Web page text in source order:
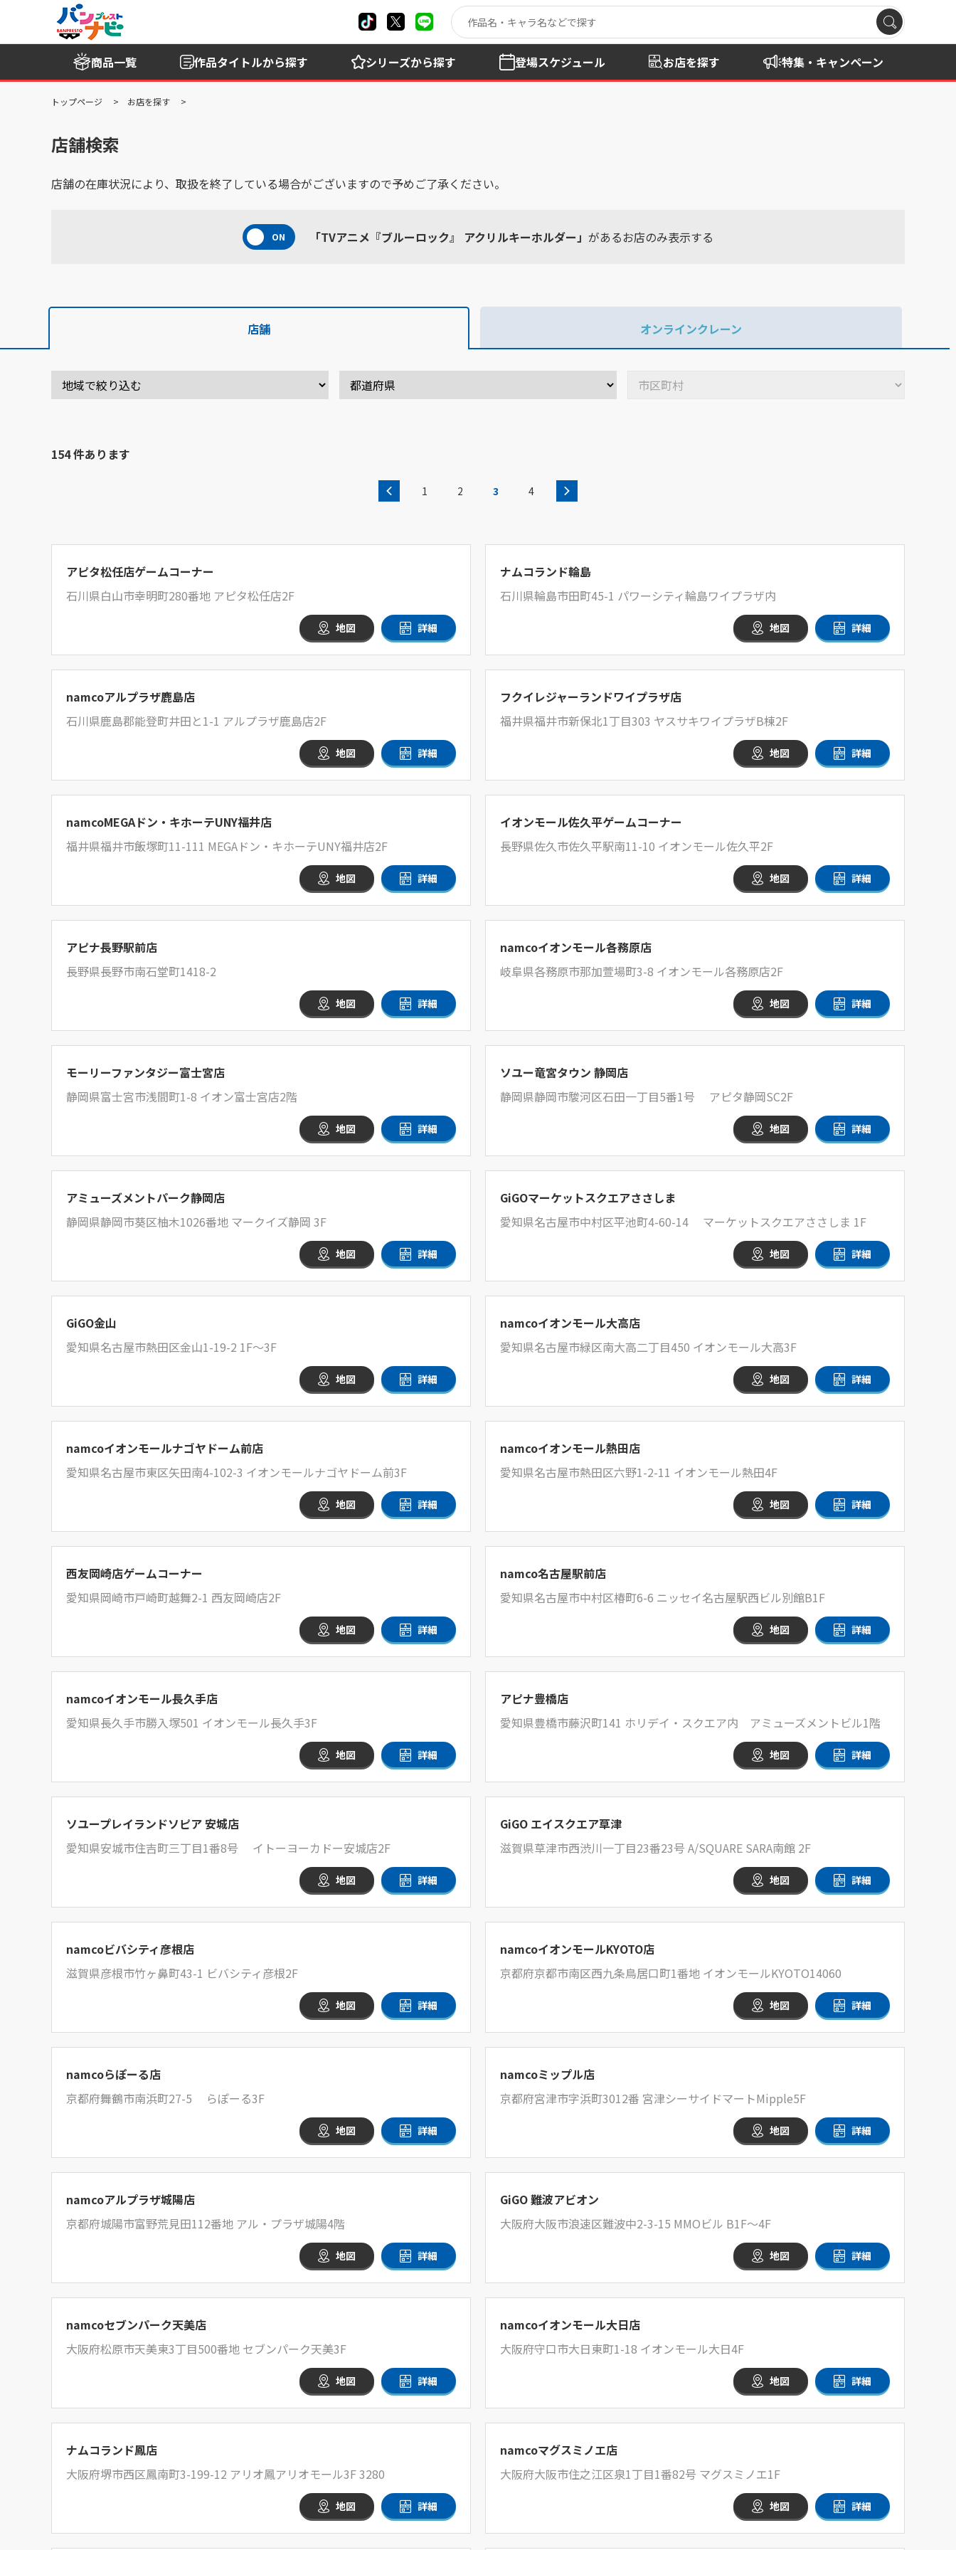
商品一覧 作品タイトルから探す シリーズから探す 登場スケジュール お店を探す 特集・キャンペーン
トップページ お店を探す
店舗検索
店舗の在庫状況により、取扱を終了している場合がございますので予めご了承ください。
「TVアニメ『ブルーロック』 アクリルキーホルダー」 があるお店のみ表示する
店舗 オンラインクレーン
154 件あります
1 2 3 4
アピタ松任店ゲームコーナー
石川県白山市幸明町280番地 アピタ松任店2F
地図 詳細
ナムコランド輪島
石川県輪島市田町45-1 パワーシティ輪島ワイプラザ内
地図 詳細
namcoアルプラザ鹿島店
石川県鹿島郡能登町井田と1-1 アルプラザ鹿島店2F
地図 詳細
フクイレジャーランドワイプラザ店
福井県福井市新保北1丁目303 ヤスサキワイプラザB棟2F
地図 詳細
namcoMEGAドン・キホーテUNY福井店
福井県福井市飯塚町11-111 MEGAドン・キホーテUNY福井店2F
地図 詳細
イオンモール佐久平ゲームコーナー
長野県佐久市佐久平駅南11-10 イオンモール佐久平2F
地図 詳細
アピナ長野駅前店
長野県長野市南石堂町1418-2
地図 詳細
namcoイオンモール各務原店
岐阜県各務原市那加萱場町3-8 イオンモール各務原店2F
地図 詳細
モーリーファンタジー富士宮店
静岡県富士宮市浅間町1-8 イオン富士宮店2階
地図 詳細
ソユー竜宮タウン 静岡店
静岡県静岡市駿河区石田一丁目5番1号 アピタ静岡SC2F
地図 詳細
アミューズメントパーク静岡店
静岡県静岡市葵区柚木1026番地 マークイズ静岡 3F
地図 詳細
GiGOマーケットスクエアささしま
愛知県名古屋市中村区平池町4-60-14 マーケットスクエアささしま 1F
地図 詳細
GiGO金山
愛知県名古屋市熱田区金山1-19-2 1F～3F
地図 詳細
namcoイオンモール大高店
愛知県名古屋市緑区南大高二丁目450 イオンモール大高3F
地図 詳細
namcoイオンモールナゴヤドーム前店
愛知県名古屋市東区矢田南4-102-3 イオンモールナゴヤドーム前3F
地図 詳細
namcoイオンモール熱田店
愛知県名古屋市熱田区六野1-2-11 イオンモール熱田4F
地図 詳細
西友岡崎店ゲームコーナー
愛知県岡崎市戸崎町越舞2-1 西友岡崎店2F
地図 詳細
namco名古屋駅前店
愛知県名古屋市中村区椿町6-6 ニッセイ名古屋駅西ビル別館B1F
地図 詳細
namcoイオンモール長久手店
愛知県長久手市勝入塚501 イオンモール長久手3F
地図 詳細
アピナ豊橋店
愛知県豊橋市藤沢町141 ホリデイ・スクエア内 アミューズメントビル1階
地図 詳細
ソユープレイランドソピア 安城店
愛知県安城市住吉町三丁目1番8号 イトーヨーカドー安城店2F
地図 詳細
GiGO エイスクエア草津
滋賀県草津市西渋川一丁目23番23号 A/SQUARE SARA南館 2F
地図 詳細
namcoビバシティ彦根店
滋賀県彦根市竹ヶ鼻町43-1 ビバシティ彦根2F
地図 詳細
namcoイオンモールKYOTO店
京都府京都市南区西九条鳥居口町1番地 イオンモールKYOTO14060
地図 詳細
namcoらぽーる店
京都府舞鶴市南浜町27-5 らぽーる3F
地図 詳細
namcoミップル店
京都府宮津市字浜町3012番 宮津シーサイドマートMipple5F
地図 詳細
namcoアルプラザ城陽店
京都府城陽市富野荒見田112番地 アル・プラザ城陽4階
地図 詳細
GiGO 難波アビオン
大阪府大阪市浪速区難波中2-3-15 MMOビル B1F～4F
地図 詳細
namcoセブンパーク天美店
大阪府松原市天美東3丁目500番地 セブンパーク天美3F
地図 詳細
namcoイオンモール大日店
大阪府守口市大日東町1-18 イオンモール大日4F
地図 詳細
ナムコランド鳳店
大阪府堺市西区鳳南町3-199-12 アリオ鳳アリオモール3F 3280
地図 詳細
namcoマグスミノエ店
大阪府大阪市住之江区泉1丁目1番82号 マグスミノエ1F
地図 詳細